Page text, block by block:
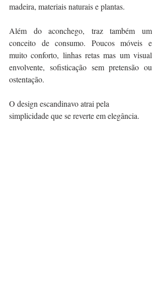
madeira, materiais naturais e plantas.
Além do aconchego, traz também um
conceito de consumo. Poucos móveis e
muito conforto, linhas retas mas um visual
envolvente, sofisticação sem pretensão ou
ostentação.
O design escandinavo atrai pela
simplicidade que se reverte em elegância.